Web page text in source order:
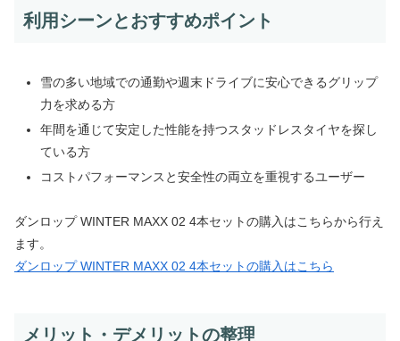
利用シーンとおすすめポイント
雪の多い地域での通勤や週末ドライブに安心できるグリップ
力を求める方
年間を通じて安定した性能を持つスタッドレスタイヤを探し
ている方
コストパフォーマンスと安全性の両立を重視するユーザー
ダンロップ WINTER MAXX 02 4本セットの購入はこちらから行え
ます。
ダンロップ WINTER MAXX 02 4本セットの購入はこちら
メリット・デメリットの整理